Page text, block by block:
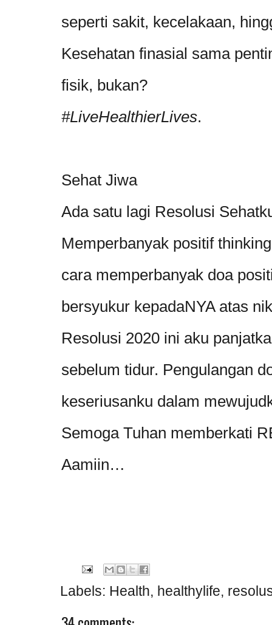
seperti sakit, kecelakaan,
Kesehatan finasial sama
fisik, bukan?
#LiveHealthierLives.
Sehat Jiwa
Ada satu lagi Resolusi
Memperbanyak positif
cara memperbanyak doa
bersyukur kepadaNYA atas
Resolusi 2020 ini aku
sebelum tidur. Pengulangan
keseriusanku dalam
Semoga Tuhan memberkati
Aamiin…
Labels: Health, healthylife,